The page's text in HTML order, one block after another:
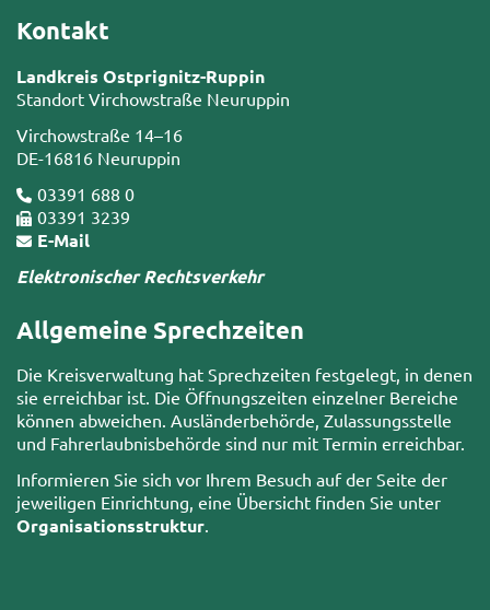
Kontakt
Landkreis Ostprignitz-Ruppin
Standort Virchowstraße Neuruppin
Virchowstraße 14–16
DE-16816 Neuruppin
03391 688 0
03391 3239
E-Mail
Elektronischer Rechtsverkehr
Allgemeine Sprechzeiten
Die Kreisverwaltung hat Sprechzeiten festgelegt, in denen
sie erreichbar ist. Die Öffnungszeiten einzelner Bereiche
können abweichen. Ausländerbehörde, Zulassungsstelle
und Fahrerlaubnisbehörde sind nur mit Termin erreichbar.
Informieren Sie sich vor Ihrem Besuch auf der Seite der
jeweiligen Einrichtung, eine Übersicht finden Sie unter
Organisationsstruktur.